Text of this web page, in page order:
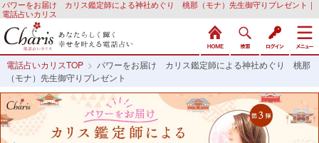
パワーをお届け カリス鑑定師による神社めぐり 桃那（モナ）先生御守りプレゼント｜
電話占いカリス
電話占いカリスTOP > パワーをお届け カリス鑑定師による神社めぐり 桃那
（モナ）先生御守りプレゼント